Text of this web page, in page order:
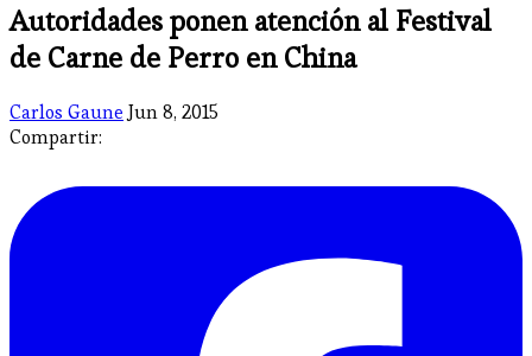
Autoridades ponen atención al Festival
de Carne de Perro en China
Carlos Gaune Jun 8, 2015
Compartir: